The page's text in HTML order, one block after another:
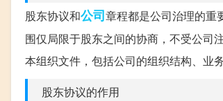
股东协议和公司章程都是公司治理的重
围仅局限于股东之间的协商，不受公司
本组织文件，包括公司的组织结构、业
股东协议的作用